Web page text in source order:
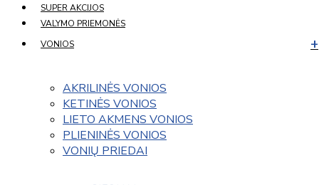
SUPER AKCIJOS
VALYMO PRIEMONĖS
VONIOS
AKRILINĖS VONIOS
KETINĖS VONIOS
LIETO AKMENS VONIOS
PLIENINĖS VONIOS
VONIŲ PRIEDAI